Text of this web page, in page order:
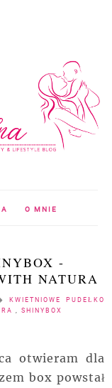
O MNIE
-
NATURA
KWIETNIOWE PUDEŁKO
SHINYBOX
otwieram dla
box powstał